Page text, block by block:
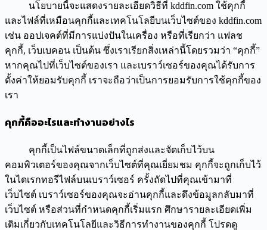
นโยบายนี้จะแสดงรายละเอียดวิธีที่ kddfin.com ใช้คุกกี้
และไฟล์ที่เหมือนคุกกี้และเทคโนโลยีบนเว็บไซต์ของ kddfin.com
เช่น ออปเจคต์ที่มีการแบ่งปันในเครื่อง หรือที่เรียกว่า แฟลช
คุกกี้, เว็บเบคอน เป็นต้น ซึ่งเราเรียกสิ่งเหล่านี้โดยรวมว่า “คุกกี้”
หากคุณไปที่เว็บไซต์ของเรา และเบราว์เซอร์ของคุณได้รับการ
ตั้งค่าให้ยอมรับคุกกี้ เราจะถือว่าเป็นการยอมรับการใช้คุกกี้ของ
เรา
คุกกี้คืออะไรและทำงานอย่างไร
คุกกี้เป็นไฟล์ขนาดเล็กที่ถูกส่งและจัดเก็บไว้บน
คอมพิวเตอร์ของคุณจากเว็บไซต์ที่คุณเยี่ยมชม คุกกี้จะถูกเก็บไว้
ในไดเรกทอรีไฟล์บนเบราว์เซอร์ ครั้งถัดไปที่คุณเข้ามาที่
เว็บไซต์ เบราว์เซอร์ของคุณจะอ่านคุกกี้และดึงข้อมูลกลับมาที่
เว็บไซต์ หรือส่วนที่กำหนดคุกกี้เริ่มแรก ศึกษารายละเอียดเพิ่ม
เติมเกี่ยวกับเทคโนโลยีและวิธีการทำงานของคุกกี้ โปรดดู